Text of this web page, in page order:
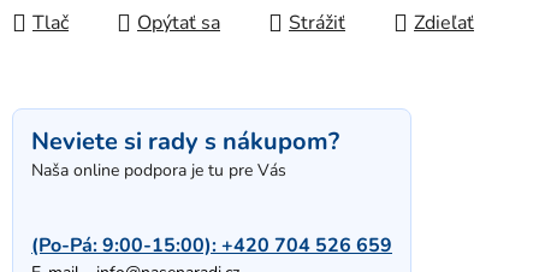
Tlač Opýtať sa Strážiť Zdieľať
Neviete si rady s nákupom?
Naša online podpora je tu pre Vás
(Po-Pá: 9:00-15:00):+420 704 526 659